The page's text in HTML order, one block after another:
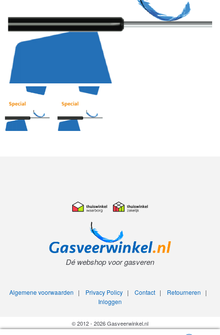
Dé webshop voor gasveren
Algemene voorwaarden | Privacy Policy| Contact| Retourneren |
Inloggen
© 2012 - 2026 Gasveerwinkel.nl